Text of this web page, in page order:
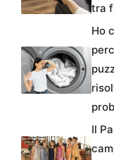
tra
Ho
Il